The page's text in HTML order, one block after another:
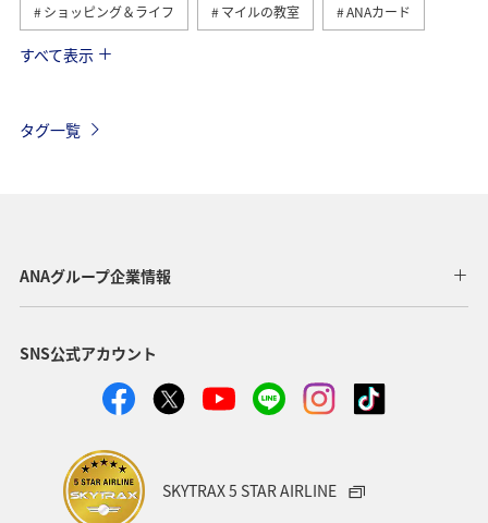
ショッピング＆ライフ マイルの教室 ANAカード
旅ナカ
AMC会員専用サービス ANAのオンラインショップ
ホテル 海外
プレミアムメンバー ANAの保険 夏 ツアー
ANAセレクション
歴史・文化・芸術
すべて表示
タグ一覧
ANAグループ企業情報
SNS公式アカウント
SKYTRAX 5 STAR AIRLINE